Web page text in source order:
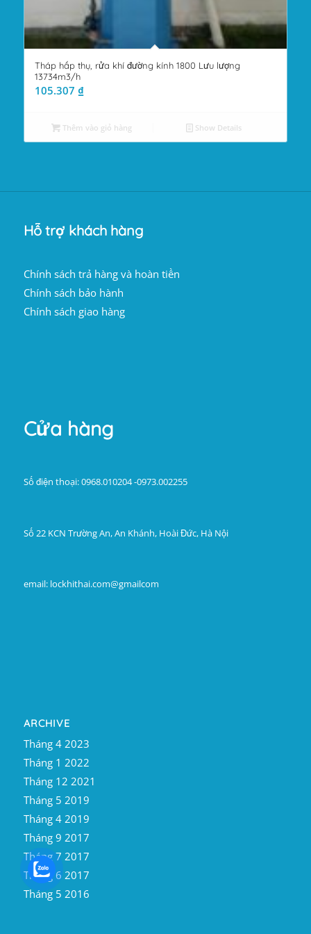
Tháp hấp thụ, rửa khí đường kính 1800 Lưu lượng
13734m3/h
105.307 ₫
Thêm vào giỏ hàng Show Details
Hỗ trợ khách hàng
Chính sách trả hàng và hoàn tiền
Chính sách bảo hành
Chính sách giao hàng
Cửa hàng
Số điện thoại: 0968.010204 -0973.002255
Số 22 KCN Trường An, An Khánh, Hoài Đức, Hà Nội
email: lockhithai.com@gmailcom
ARCHIVE
Tháng 4 2023
Tháng 1 2022
Tháng 12 2021
Tháng 5 2019
Tháng 4 2019
Tháng 9 2017
Tháng 7 2017
Tháng 6 2017
Tháng 5 2016